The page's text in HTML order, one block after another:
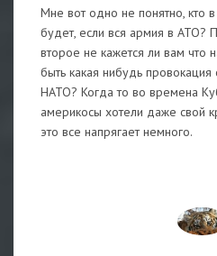
Мне вот одно не понятно, кто в
будет, если вся армия в АТО?
второе не кажется ли вам что
быть какая нибудь
НАТО? Когда то во времена
америкосы хотели даже свой
это все напрягает немного.